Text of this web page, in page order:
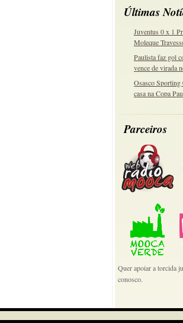
Últimas
Juventus 0 x 1
Moleque
Paulista faz gol
vence de virada
Osasco
casa na Copa
Parceiros
Quer apoiar a torcida
conosco.